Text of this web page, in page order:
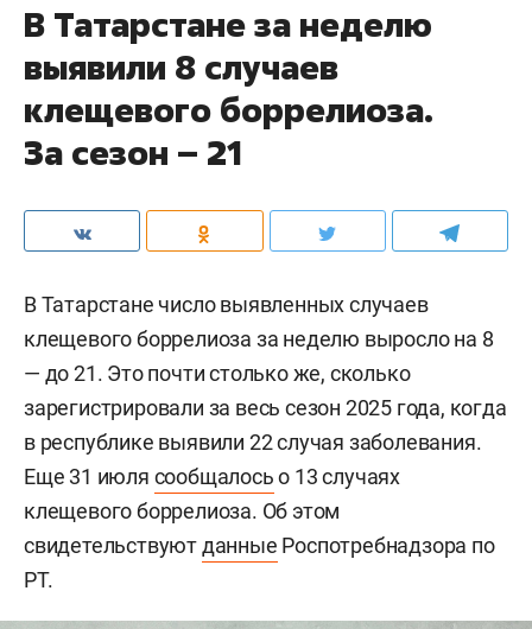
В Татарстане за неделю
выявили 8 случаев
клещевого боррелиоза.
За сезон – 21
В Татарстане число выявленных случаев
клещевого боррелиоза за неделю выросло на 8
— до 21. Это почти столько же, сколько
зарегистрировали за весь сезон 2025 года, когда
в республике выявили 22 случая заболевания.
Еще 31 июля сообщалосьо 13 случаях
клещевого боррелиоза. Об этом
свидетельствуютданные Роспотребнадзора по
РТ.